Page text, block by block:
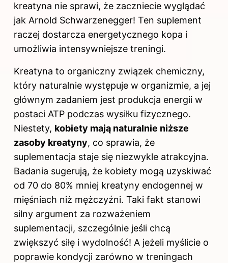
kreatyna nie sprawi, że zaczniecie wyglądać
jak Arnold Schwarzenegger! Ten suplement
raczej dostarcza energetycznego kopa i
umożliwia intensywniejsze treningi.
Kreatyna to organiczny związek chemiczny,
który naturalnie występuje w organizmie, a jej
głównym zadaniem jest produkcja energii w
postaci ATP podczas wysiłku fizycznego.
Niestety, kobiety mają naturalnie niższe
zasoby kreatyny, co sprawia, że
suplementacja staje się niezwykle atrakcyjna.
Badania sugerują, że kobiety mogą uzyskiwać
od 70 do 80% mniej kreatyny endogennej w
mięśniach niż mężczyźni. Taki fakt stanowi
silny argument za rozważeniem
suplementacji, szczególnie jeśli chcą
zwiększyć siłę i wydolność! A jeżeli myślicie o
poprawie kondycji zarówno w treningach